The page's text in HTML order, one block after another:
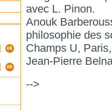
avec L. Pinon.
Anouk
philosophie des
Champs U,
Jean-Pierre
-->